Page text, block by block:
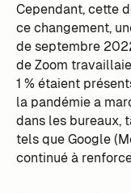
Cependant, cette
ce changement,
de septembre
de Zoom
1 % étaient
la pandémie a
dans les bureaux,
tels que Google
continué à